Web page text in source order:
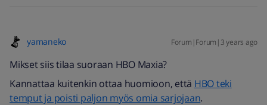
yamaneko Forum|Forum|3 years ago
Mikset siis tilaa suoraan HBO Maxia?
Kannattaa kuitenkin ottaa huomioon, että HBO teki
temput ja poisti paljon myös omia sarjojaan.